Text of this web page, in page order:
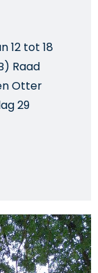
12 tot 18
Raad
Otter
29